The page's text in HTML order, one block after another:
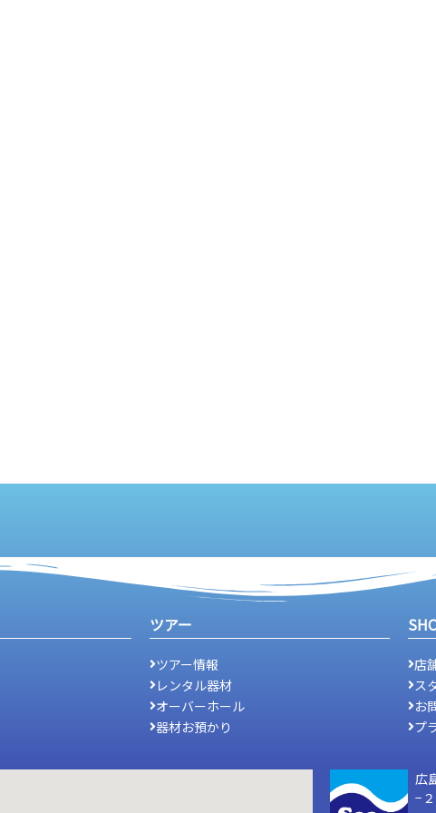
ツアー
ツアー情報
レンタル器材
オーバーホール
器材お預かり
店
ス
お
プ
広
−